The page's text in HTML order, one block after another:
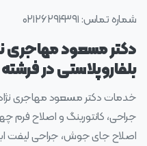
شماره تماس: ۰۲۱۲۶۲۹۴۳۹۱
دکتر مسعود مهاجری
بلفاروپلاستی در فرشته
خدمات دکتر مسعود مهاجری نژاد
جراحی، کانتورینگ و اصلاح فرم
اصلاح جای جوش، جراحی لیفت